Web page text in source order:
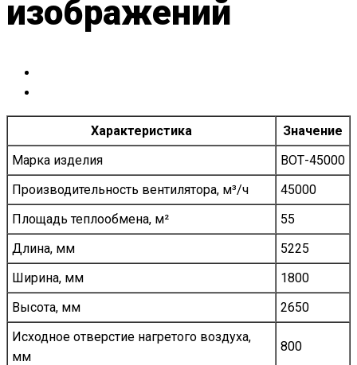
изображений
Характеристика
Значение
Марка изделия
ВОТ-45000
Производительность вентилятора, м³/ч
45000
Площадь теплообмена, м²
55
Длина, мм
5225
Ширина, мм
1800
Высота, мм
2650
Исходное отверстие нагретого воздуха,
мм
800